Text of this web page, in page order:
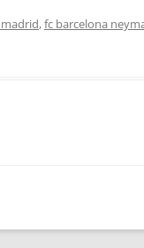
,fc barcelona